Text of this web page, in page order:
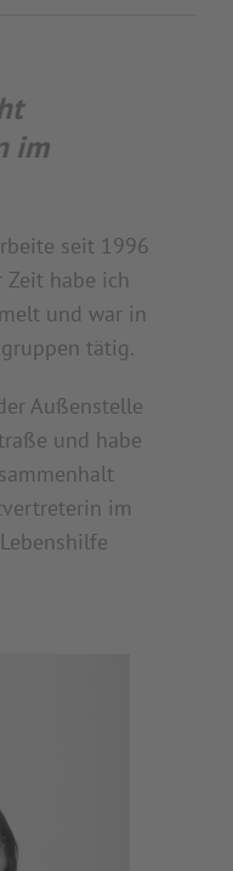
im
seit 1996
Zeit habe ich
und war in
tätig.
Außenstelle
und habe
im